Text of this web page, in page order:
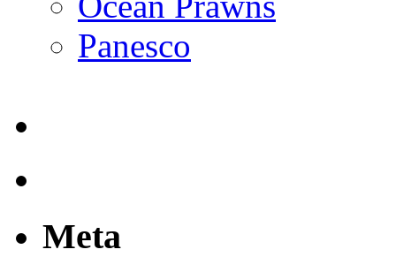
Panesco
Meta